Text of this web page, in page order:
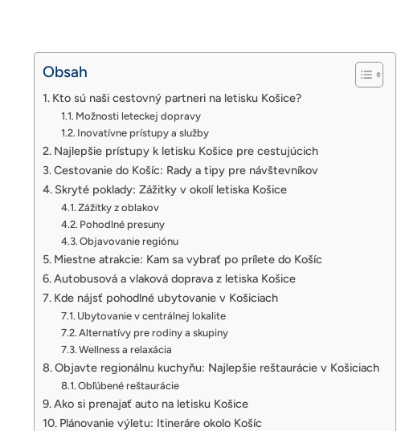
Obsah
Kto sú naši cestovný partneri na letisku Košice?
Možnosti leteckej dopravy
Inovatívne prístupy a služby
Najlepšie prístupy k letisku Košice pre cestujúcich
Cestovanie do Košíc: Rady a tipy pre návštevníkov
Skryté poklady: Zážitky v okolí letiska Košice
Zážitky z oblakov
Pohodlné presuny
Objavovanie regiónu
Miestne atrakcie: Kam sa vybrať po prílete do Košíc
Autobusová a vlaková doprava z letiska Košice
Kde nájsť pohodlné ubytovanie v Košiciach
Ubytovanie v centrálnej lokalite
Alternatívy pre rodiny a skupiny
Wellness a relaxácia
Objavte regionálnu kuchyňu: Najlepšie reštaurácie v Košiciach
Obľúbené reštaurácie
Ako si prenajať auto na letisku Košice
Plánovanie výletu: Itineráre okolo Košíc